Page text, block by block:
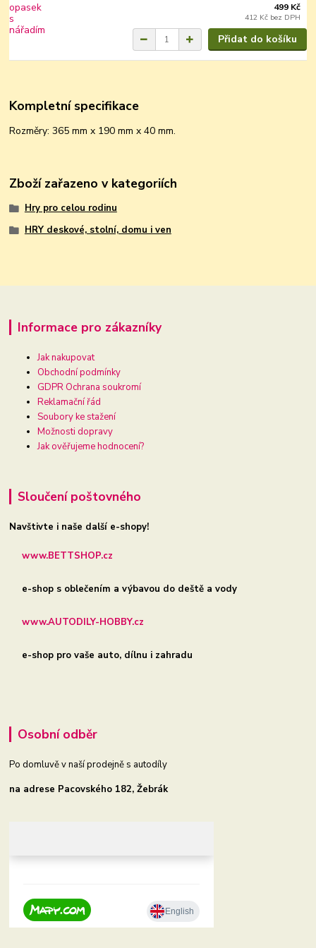
499 Kč
412 Kč bez DPH
Přidat do košíku
Kompletní specifikace
Rozměry: 365 mm x 190 mm x 40 mm.
Zboží zařazeno v kategoriích
Hry pro celou rodinu
HRY deskové, stolní, domu i ven
Informace pro zákazníky
Jak nakupovat
Obchodní podmínky
GDPR Ochrana soukromí
Reklamační řád
Soubory ke stažení
Možnosti dopravy
Jak ověřujeme hodnocení?
Sloučení poštovného
Navštivte i naše další e-shopy!
www.BETTSHOP.cz
e-shop s oblečením a výbavou do deště a vody
www.AUTODILY-HOBBY.cz
e-shop pro vaše auto, dílnu i zahradu
Osobní odběr
Po domluvě v naší prodejně s autodíly
na adrese Pacovského 182, Žebrák